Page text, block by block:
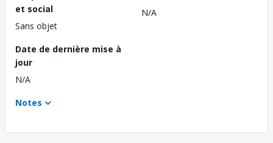
et social
Sans objet
N/A
Date de dernière mise à
jour
N/A
Notes